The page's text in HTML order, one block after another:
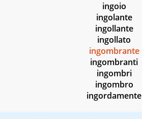
ingoio
ingolante
ingollante
ingollato
ingombrante
ingombranti
ingombri
ingombro
ingordamente